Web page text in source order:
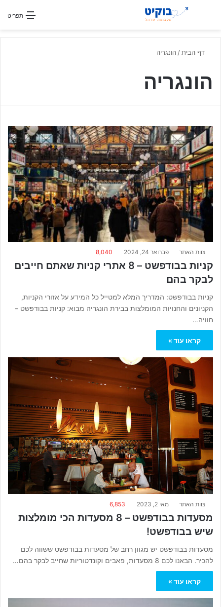
תפריט חפשו עבור
דף הבית/ הונגריה
הונגריה
צוות האתר פברואר 24, 2024 8,040
קניות בבודפשט – 8 אתרי קניות שאתם חייבים
לבקר בהם
קניות בבודפשט: המדריך המלא למטייל כל המידע על אזורי הקניות,
הקניונים והחנויות המומלצות בבירת הונגריה מבוא: קניות בבודפשט –
חוויה…
קראו עוד »
צוות האתר מאי 2, 2023 6,853
מסעדות בבודפשט – 8 מסעדות הכי מומלצות
שיש בבודפשט!
מסעדות בבודפשט יש מגוון רחב של מסעדות בבודפשט ששווה לכם
להכיר. הבאנו לכם 8 מסעדות, פאבים וקונדטוריות שחייב לבקר בהם…
קראו עוד »